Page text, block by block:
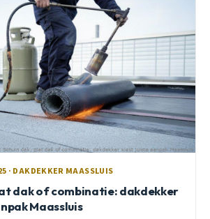
· DAKDEKKER MAASSLUIS
dak of combinatie: dakdekker
Maassluis